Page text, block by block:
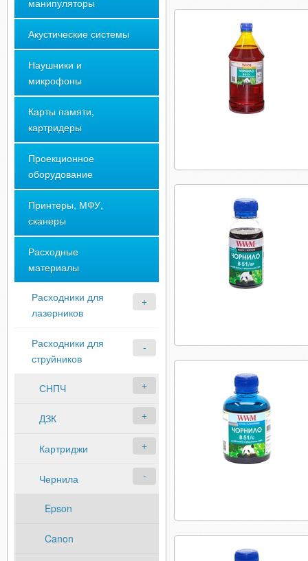
манипуляторы
Акустические системы
Наушники и
микрофоны
Карты памяти,
картридеры
Проекционное
оборудование
Принтеры, МФУ,
сканеры
Расходные
материалы
Расходники для
лазерников
Расходники для
струйников
СНПЧ
ДЗК
Картриджи
Чернила
Epson
Canon